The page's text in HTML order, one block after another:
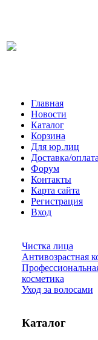
Главная
Новости
Каталог
Корзина
Для юр.лиц
Доставка/оплата
Форум
Контакты
Карта сайта
Регистрация
Вход
Чистка лица
Антивозрастная
косметика
Уход за волосами
Каталог